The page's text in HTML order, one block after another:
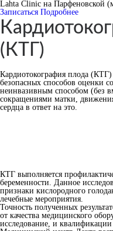
Lahta Clinic на Парфеновской
Записаться Подробнее
(КТГ)
Кардиотокография плода
безопасных способов оценки
неинвазивным способом (без
сокращениями матки,
сердца в ответ на это.
КТГ выполняется
беременности. Данное
признаки кислородного
лечебные мероприятия.
Точность полученных
от качества медицинского
исследование, и